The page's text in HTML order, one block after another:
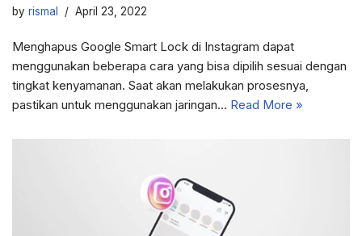
by rismal April 23, 2022
Menghapus Google Smart Lock di Instagram dapat
menggunakan beberapa cara yang bisa dipilih sesuai dengan
tingkat kenyamanan. Saat akan melakukan prosesnya,
pastikan untuk menggunakan jaringan… Read More »